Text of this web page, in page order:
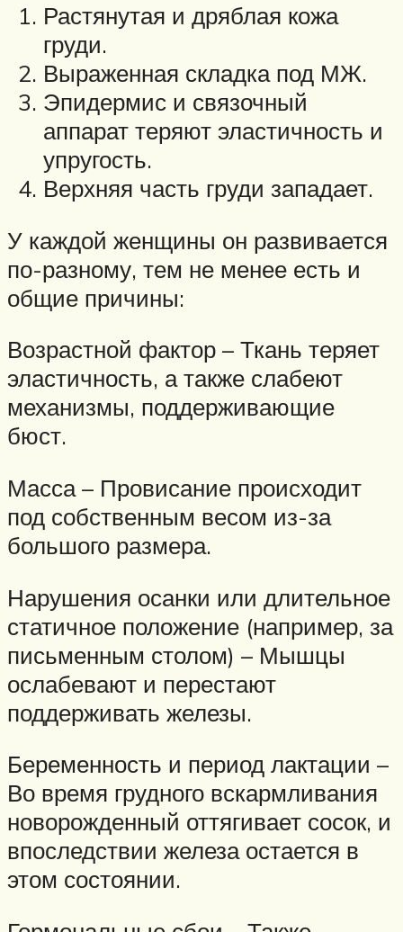
Растянутая и дряблая кожа
груди.
Выраженная складка под МЖ.
Эпидермис и связочный
аппарат теряют эластичность и
упругость.
Верхняя часть груди западает.
У каждой женщины он развивается
по-разному, тем не менее есть и
общие причины:
Возрастной фактор – Ткань теряет
эластичность, а также слабеют
механизмы, поддерживающие
бюст.
Масса – Провисание происходит
под собственным весом из-за
большого размера.
Нарушения осанки или длительное
статичное положение (например, за
письменным столом) – Мышцы
ослабевают и перестают
поддерживать железы.
Беременность и период лактации –
Во время грудного вскармливания
новорожденный оттягивает сосок, и
впоследствии железа остается в
этом состоянии.